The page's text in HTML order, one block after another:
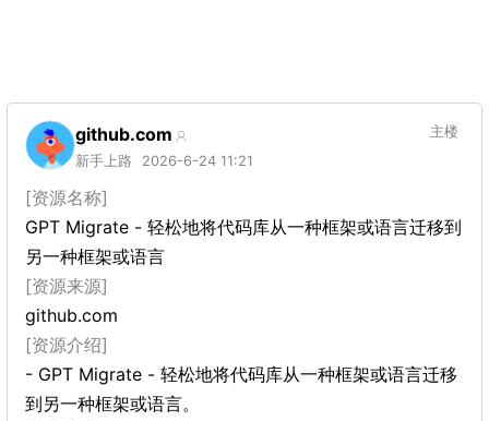
github.com
新手上路 2026-6-24 11:21
主楼
[资源名称]
GPT Migrate - 轻松地将代码库从一种框架或语言迁移到
另一种框架或语言
[资源来源]
github.com
[资源介绍]
- GPT Migrate - 轻松地将代码库从一种框架或语言迁移
到另一种框架或语言。